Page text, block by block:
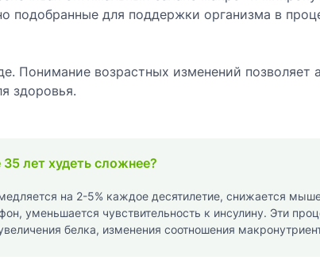
подобранные для поддержки организма в
возрастных изменений позволяет
здоровья.
лет худеть сложнее?
на 2-5% каждое десятилетие, снижается
уменьшается чувствительность к инсулину. Эти
белка, изменения соотношения